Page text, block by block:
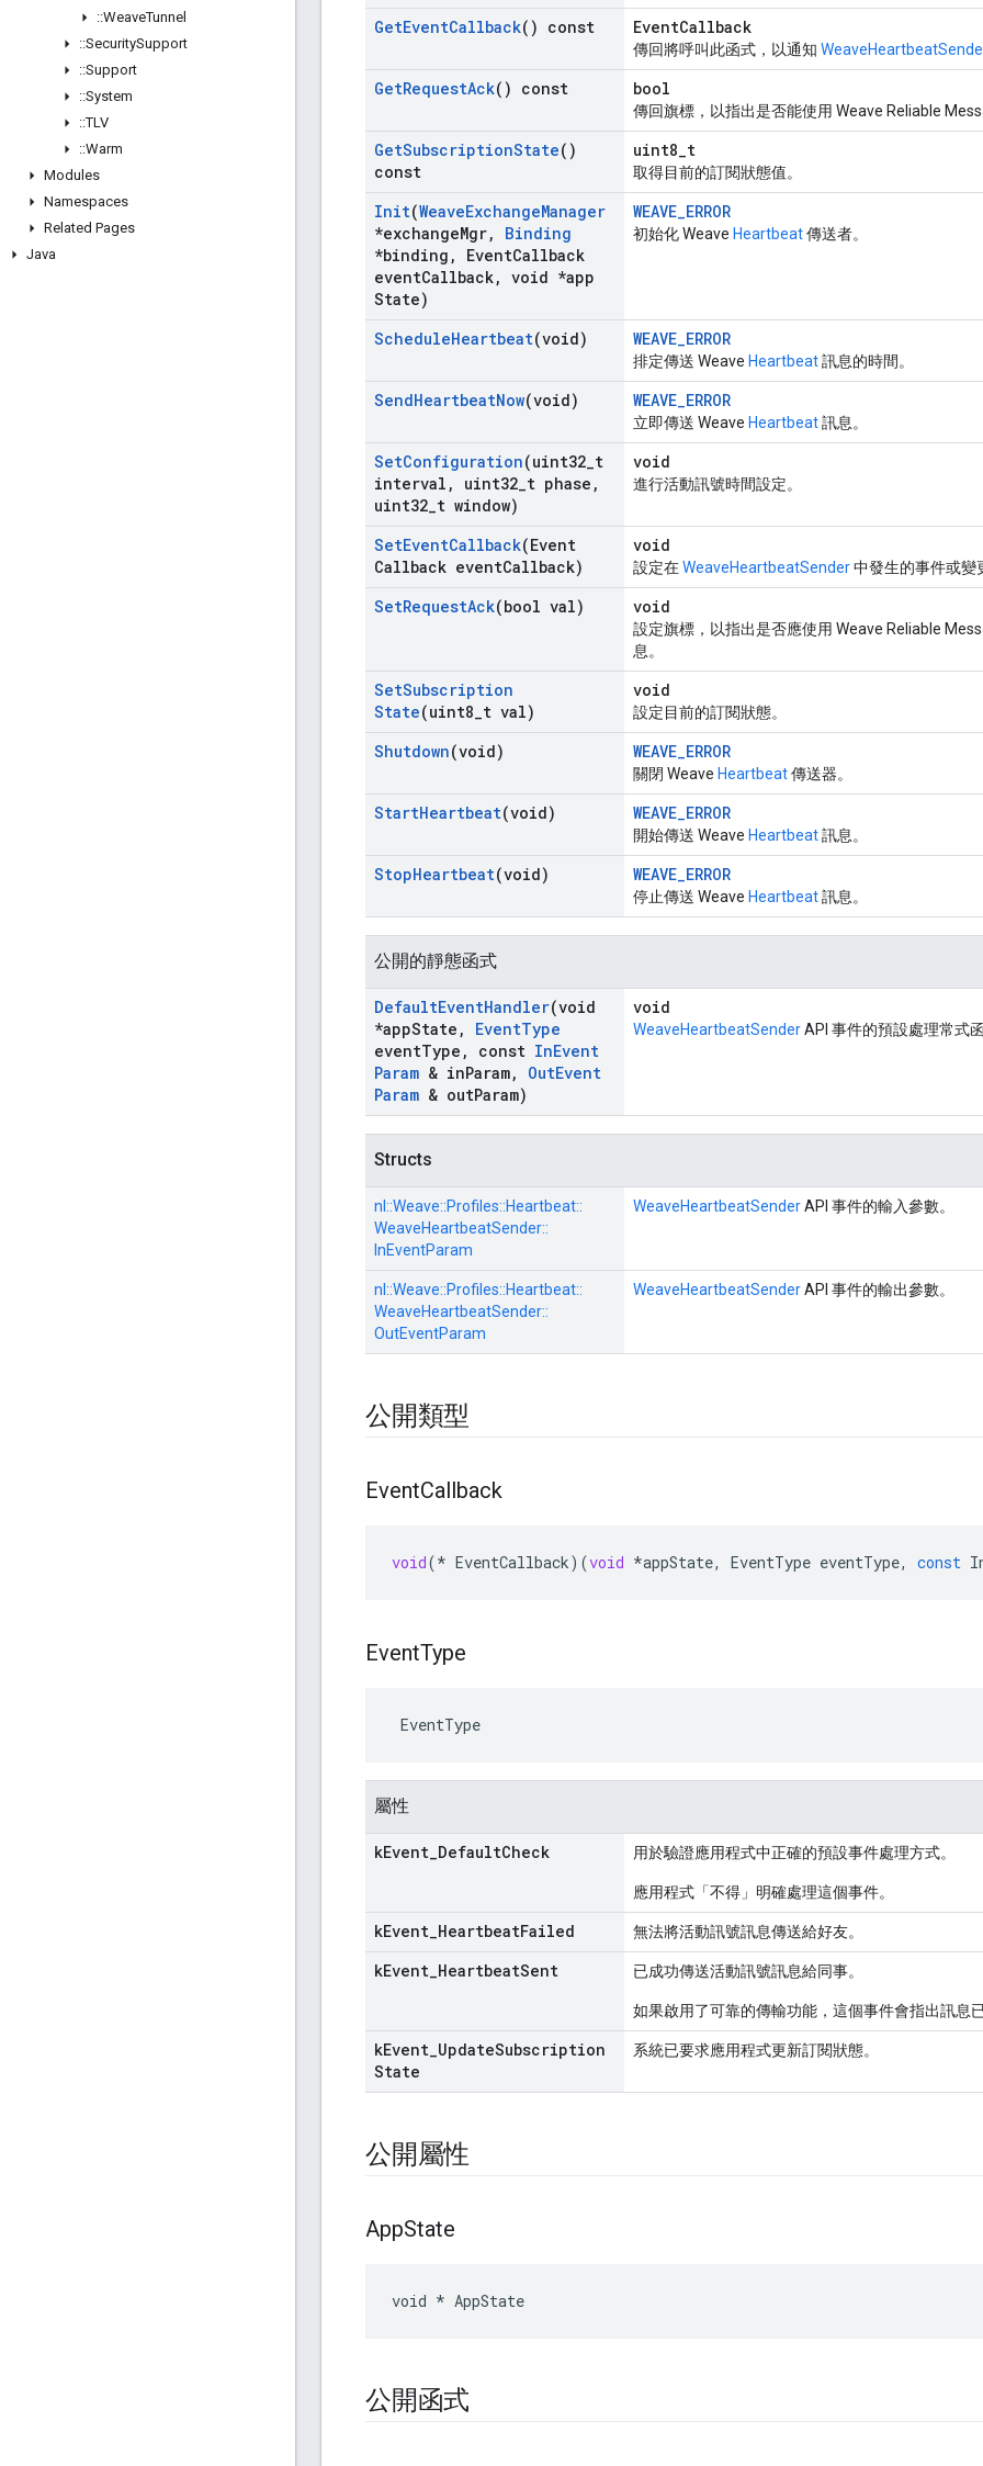
::WeaveTunnel
::SecuritySupport
::Support
::System
::TLV
::Warm
Modules
Namespaces
Related Pages
Java
GetEventCallback() const EventCallback
傳回將呼叫此函式，以通知
GetRequestAck() const bool
傳回旗標，以指出是否能使用 Weave Reliable
GetSubscriptionState()
const
uint8_t
取得目前的訂閱狀態值。
Init(WeaveExchangeManager
*exchangeMgr,
Binding
*binding , EventCallback
eventCallback, void *app
State)
WEAVE_ERROR
初始化 Weave Heartbeat傳送者。
ScheduleHeartbeat(void) WEAVE_ERROR
排定傳送 Weave Heartbeat訊息的時間。
SendHeartbeatNow(void) WEAVE_ERROR
立即傳送 Weave Heartbeat訊息。
SetConfiguration(uint32 t
interval , uint32 t phase ,
uint32 t window)
void
進行活動訊號時間設定。
SetEventCallback(Event
Callback eventCallback)
void
設定在WeaveHeartbeatSender中發生的事件或變
SetRequestAck(bool val) void
設定旗標，以指出是否應使用 Weave Reliable
息。
SetSubscription
State(uint8 t val)
void
設定目前的訂閱狀態。
Shutdown(void) WEAVE_ERROR
關閉 Weave Heartbeat傳送器。
StartHeartbeat(void) WEAVE_ERROR
開始傳送 Weave Heartbeat訊息。
StopHeartbeat(void) WEAVE_ERROR
停止傳送 Weave Heartbeat訊息。
公開的靜態函式
DefaultEventHandler(void
*appState , EventType
eventType , const InEvent
Param & inParam, OutEvent
Param & outParam)
void
WeaveHeartbeatSenderAPI 事件的預設處理常式
Structs
nl::Weave::Profiles::Heartbeat::
WeaveHeartbeatSender::
InEventParam
WeaveHeartbeatSenderAPI 事件的輸入參數。
nl::Weave::Profiles::Heartbeat::
WeaveHeartbeatSender::
OutEventParam
WeaveHeartbeatSenderAPI 事件的輸出參數。
公開類型
EventCallback
void(* EventCallback)(void *appState, EventType eventType, const
EventType
EventType
屬性
kEvent DefaultCheck 用於驗證應用程式中正確的預設事件處理方式。
應用程式「不得」明確處理這個事件。
kEvent HeartbeatFailed 無法將活動訊號訊息傳送給好友。
kEvent HeartbeatSent 已成功傳送活動訊號訊息給同事。
如果啟用了可靠的傳輸功能，這個事件會指出訊息
kEvent UpdateSubscription
State
系統已要求應用程式更新訂閱狀態。
公開屬性
AppState
void * AppState
公開函式